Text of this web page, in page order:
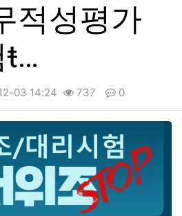
적성평가
03 14:24 737 0